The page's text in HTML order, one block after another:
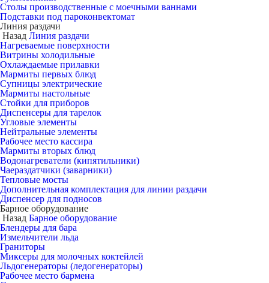
Столы производственные с моечными ваннами
Подставки под пароконвектомат
Линия раздачи
Назад Линия раздачи
Нагреваемые поверхности
Витрины холодильные
Охлаждаемые прилавки
Мармиты первых блюд
Супницы электрические
Мармиты настольные
Стойки для приборов
Диспенсеры для тарелок
Угловые элементы
Нейтральные элементы
Рабочее место кассира
Мармиты вторых блюд
Водонагреватели (кипятильники)
Чаераздатчики (заварники)
Тепловые мосты
Дополнительная комплектация для линии раздачи
Диспенсер для подносов
Барное оборудование
Назад Барное оборудование
Блендеры для бара
Измельчители льда
Граниторы
Миксеры для молочных коктейлей
Льдогенераторы (ледогенераторы)
Рабочее место бармена